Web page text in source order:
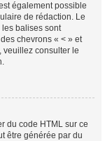
également possible
de rédaction. Le
les balises sont
chevrons « < » et
veuillez consulter le
du code HTML sur ce
être générée par du